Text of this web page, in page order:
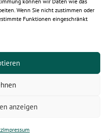
Wenn Sie nicht zustimmen oder
Funktionen eingeschränkt
anzeigen
Impressum